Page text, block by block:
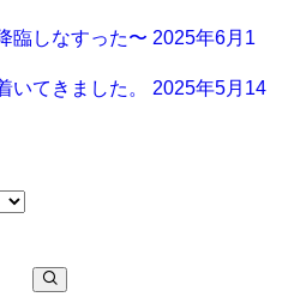
臨しなすった〜 2025年6月1
いてきました。 2025年5月14